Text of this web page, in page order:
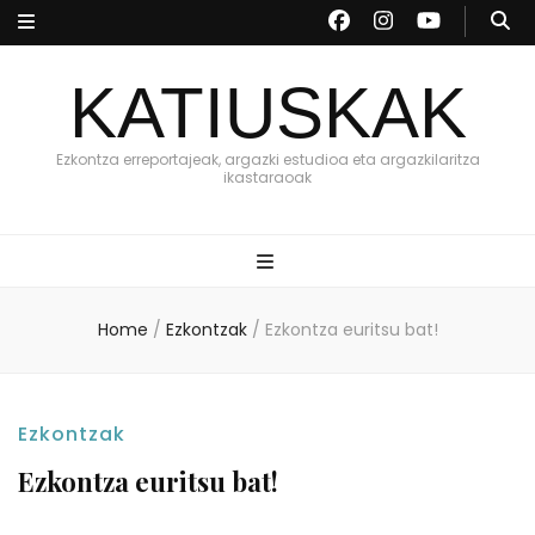
KATIUSKAK
Ezkontza erreportajeak, argazki estudioa eta argazkilaritza
ikastaraoak
Home / Ezkontzak / Ezkontza euritsu bat!
Ezkontzak
Ezkontza euritsu bat!